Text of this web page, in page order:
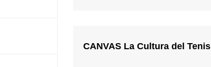
CANVAS La Cultura del Tenis